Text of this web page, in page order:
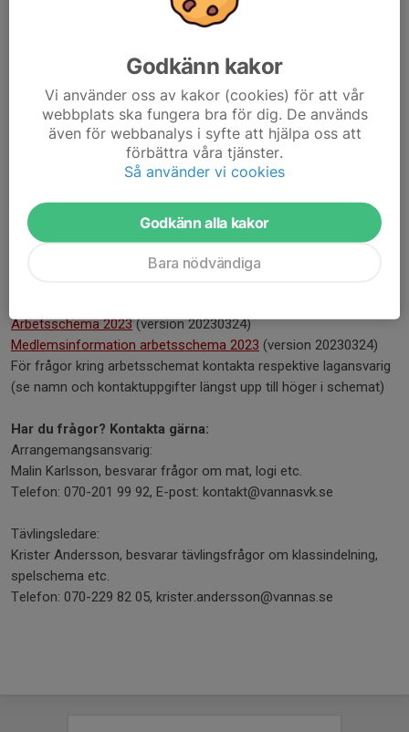
Spelprogram söndag 26 mars(version 20230325 14:00)
Spelprogram söndag - efter lördagens gruppspel
Slutplaceringar och "bästa spelare" (länk till läs- men inte
redigerbart Google drivedokument).
Alla matchresultat och gruppspelstabeller(länk till läs- men inte
redigerbart Google drivedokument).
Sociala medier
Tagga gärna #gamengames och @vannasvolleyboll (Instagram)
och @VannasVolley (Facebook) så kan vi sprida era upplevelser
Arbetsschema 2023(version 20230324)
Medlemsinformation arbetsschema 2023 (version 20230324)
För frågor kring arbetsschemat kontakta respektive lagansvarig
(se namn och kontaktuppgifter längst upp till höger i schemat)
Har du frågor? Kontakta gärna:
Arrangemangsansvarig:
Malin Karlsson, besvarar frågor om mat, logi etc.
Telefon: 070-201 99 92, E-post: kontakt@vannasvk.se
Tävlingsledare:
Krister Andersson, besvarar tävlingsfrågor om klassindelning,
spelschema etc.
Telefon: 070-229 82 05, krister.andersson@vannas.se
Godkänn kakor
Vi använder oss av kakor (cookies) för att vår
webbplats ska fungera bra för dig. De används
även för webbanalys i syfte att hjälpa oss att
förbättra våra tjänster.
Så använder vi cookies
Godkänn alla kakor
Bara nödvändiga